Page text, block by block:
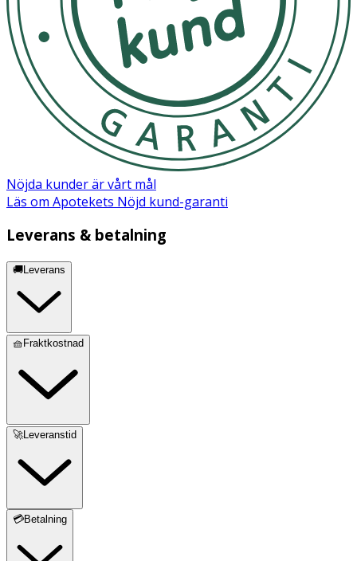
Nöjda kunder är vårt mål
Läs om Apotekets Nöjd kund-garanti
Leverans & betalning
🚚Leverans
🧺Fraktkostnad
🚀Leveranstid
💳Betalning